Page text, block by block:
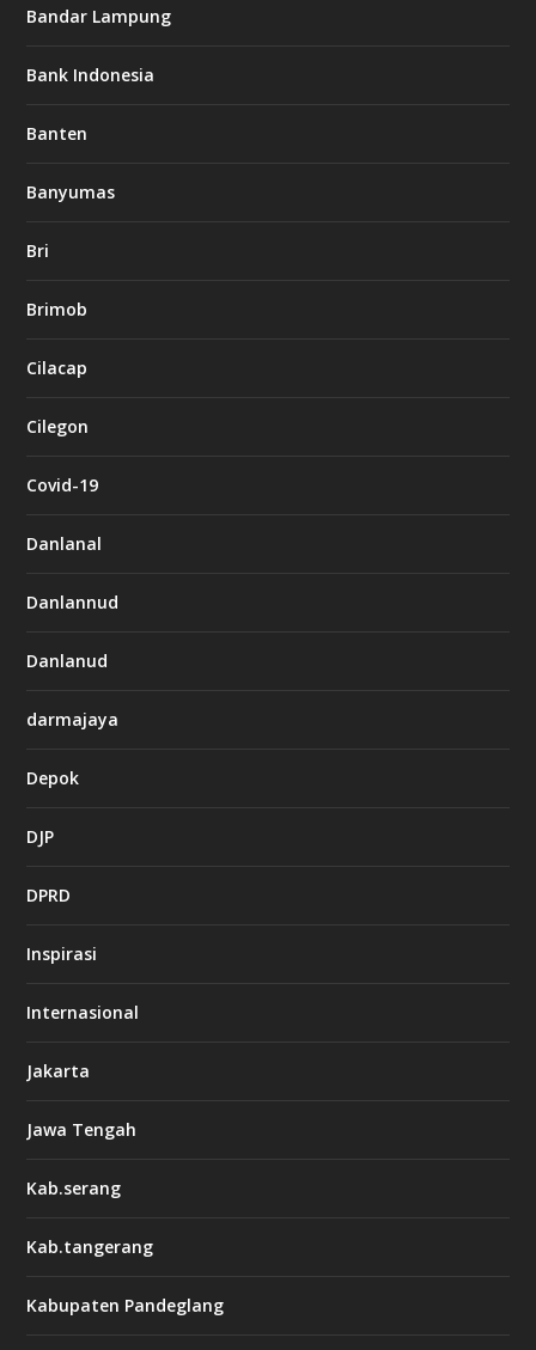
Bandar Lampung
Bank Indonesia
Banten
Banyumas
Bri
Brimob
Cilacap
Cilegon
Covid-19
Danlanal
Danlannud
Danlanud
darmajaya
Depok
DJP
DPRD
Inspirasi
Internasional
Jakarta
Jawa Tengah
Kab.serang
Kab.tangerang
Kabupaten Pandeglang